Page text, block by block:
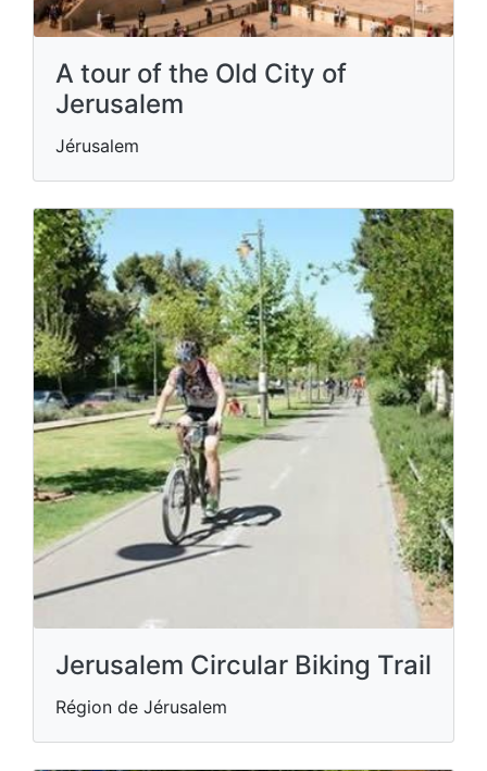
A tour of the Old City of
Jerusalem
Jérusalem
Jerusalem Circular Biking Trail
Région de Jérusalem